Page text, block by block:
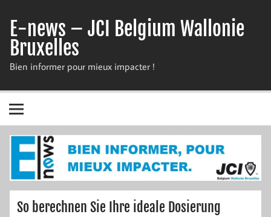
content
E-news – JCI Belgium Wallonie
Bruxelles
Bien informer pour mieux impacter !
So berechnen Sie Ihre ideale Dosierung